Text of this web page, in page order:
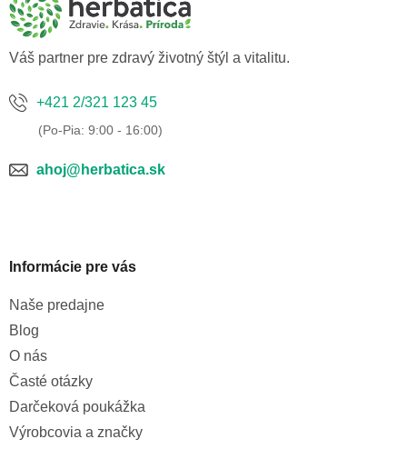
Váš partner pre zdravý životný štýl a vitalitu.
+421 2/321 123 45
ahoj@herbatica.sk
Informácie pre vás
Naše predajne
Blog
O nás
Časté otázky
Darčeková poukážka
Výrobcovia a značky